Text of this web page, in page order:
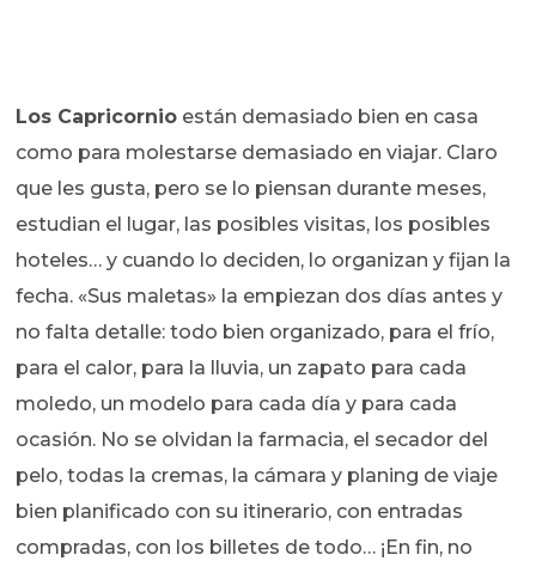
Los Capricornio están demasiado bien en casa
como para molestarse demasiado en viajar. Claro
que les gusta, pero se lo piensan durante meses,
estudian el lugar, las posibles visitas, los posibles
hoteles… y cuando lo deciden, lo organizan y fijan la
fecha. «Sus maletas» la empiezan dos días antes y
no falta detalle: todo bien organizado, para el frío,
para el calor, para la lluvia, un zapato para cada
moledo, un modelo para cada día y para cada
ocasión. No se olvidan la farmacia, el secador del
pelo, todas la cremas, la cámara y planing de viaje
bien planificado con su itinerario, con entradas
compradas, con los billetes de todo… ¡En fin, no